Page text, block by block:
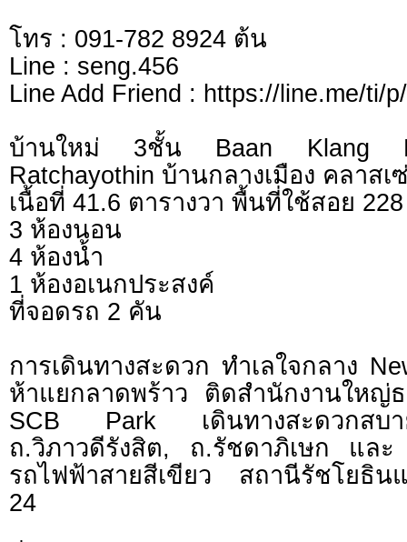
โทร : 091-782 8924 ต้น
Line : seng.456
Line Add Friend : https://line.me/ti/
บ้านใหม่ 3ชั้น Baan Klang
Ratchayothin บ้านกลางเมือง คลาส
เนื้อที่ 41.6 ตารางวา พื้นที่ใช้สอย
3 ห้องนอน
4 ห้องน้ำ
1 ห้องอเนกประสงค์
ที่จอดรถ 2 คัน
การเดินทางสะดวก ทำเลใจกลาง
ห้าแยกลาดพร้าว ติดสำนักงานใหญ่
SCB Park เดินทางสะดวกสบ
ถ.วิภาวดีรังสิต, ถ.รัชดาภิเษก แล
รถไฟฟ้าสายสีเขียว สถานีรัชโยธิน
24